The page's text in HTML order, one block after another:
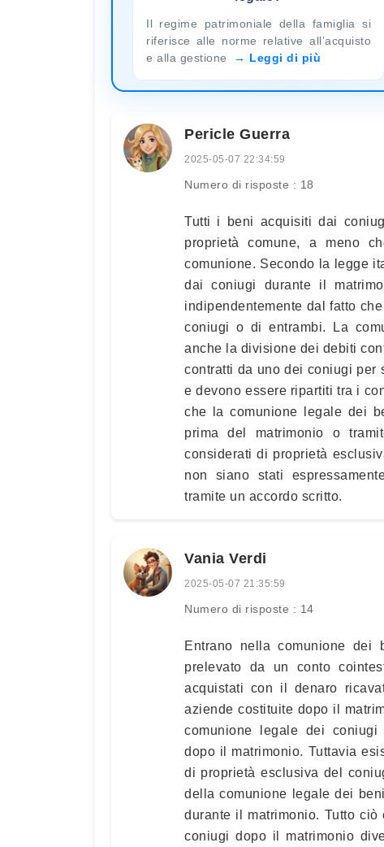
Il regime patrimoniale della famiglia si
riferisce alle norme relative all’acquisto
e alla gestione
Leggi di più
Pericle Guerra
2025-05-07 22:34:59
Numero di risposte : 18
Tutti i beni acquisiti dai
proprietà comune, a meno
comunione. Secondo la legge
dai coniugi durante il
indipendentemente dal fatto
coniugi o di entrambi. La
anche la divisione dei debiti
contratti da uno dei coniugi per
e devono essere ripartiti tra i
che la comunione legale dei
prima del matrimonio o
considerati di proprietà
non siano stati
tramite un accordo scritto.
Vania Verdi
2025-05-07 21:35:59
Numero di risposte : 14
Entrano nella comunione dei
prelevato da un conto
acquistati con il denaro
aziende costituite dopo il
comunione legale dei
dopo il matrimonio. Tuttavia
di proprietà esclusiva del
della comunione legale dei
durante il matrimonio. Tutto
coniugi dopo il matrimonio